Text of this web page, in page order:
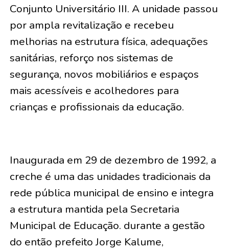
Conjunto Universitário III. A unidade passou
por ampla revitalização e recebeu
melhorias na estrutura física, adequações
sanitárias, reforço nos sistemas de
segurança, novos mobiliários e espaços
mais acessíveis e acolhedores para
crianças e profissionais da educação.
Inaugurada em 29 de dezembro de 1992, a
creche é uma das unidades tradicionais da
rede pública municipal de ensino e integra
a estrutura mantida pela Secretaria
Municipal de Educação. durante a gestão
do então prefeito Jorge Kalume,